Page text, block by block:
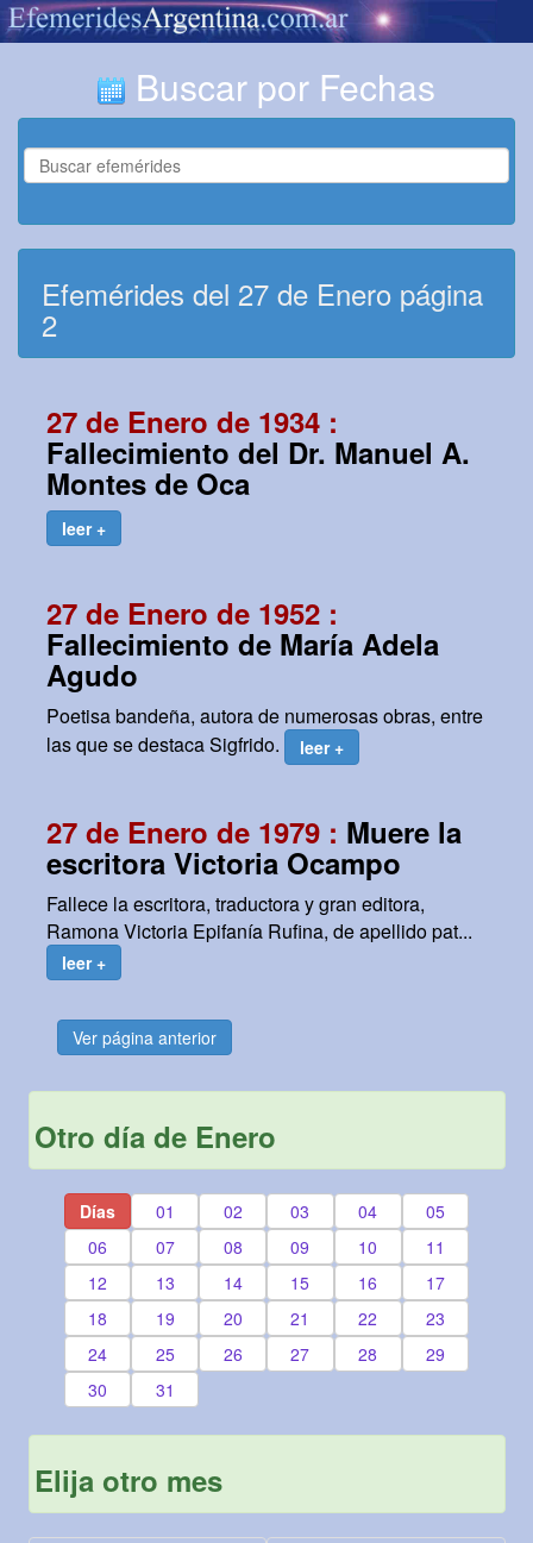
Buscar por Fechas
Efemérides del 27 de Enero página
2
27 de Enero de 1934 :
Fallecimiento del Dr. Manuel A.
Montes de Oca
leer +
27 de Enero de 1952 :
Fallecimiento de María Adela
Agudo
Poetisa bandeña, autora de numerosas obras, entre
las que se destaca Sigfrido.
leer +
27 de Enero de 1979 : Muere la
escritora Victoria Ocampo
Fallece la escritora, traductora y gran editora,
Ramona Victoria Epifanía Rufina, de apellido pat...
leer +
Ver página anterior
Otro día de Enero
Días 01 02 03 04
05
06
07 08 09 10
11
12
13 14 15 16
17
18
19 20 21 22
23
24
25 26 27 28
29
30
31
Elija otro mes